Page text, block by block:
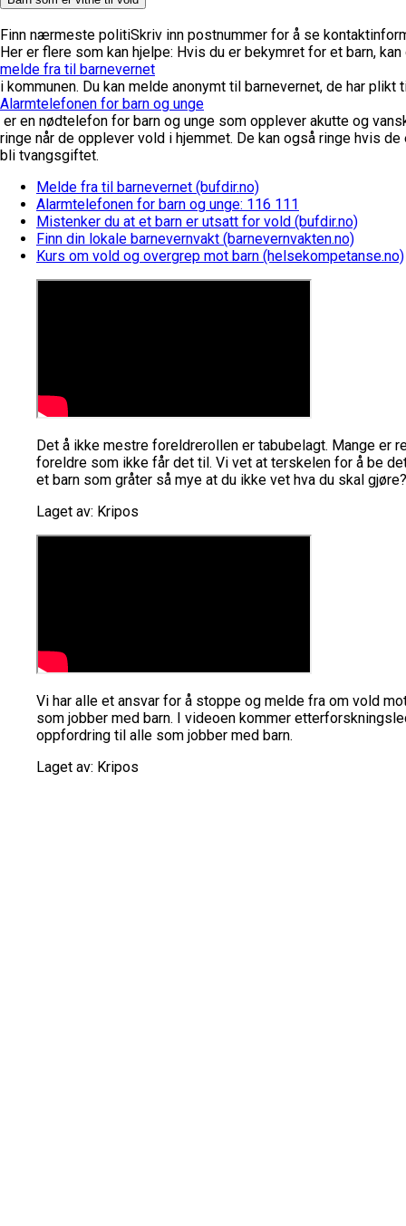
Finn nærmeste politiSkriv inn postnummer for å se
Her er flere som kan hjelpe: Hvis du er bekymret for et barn, kan
melde fra til barnevernet
i kommunen. Du kan melde anonymt til barnevernet, de har plikt
Alarmtelefonen for barn og unge
er en nødtelefon for barn og unge som opplever akutte og
ringe når de opplever vold i hjemmet. De kan også ringe hvis
bli tvangsgiftet.
Melde fra til barnevernet (bufdir.no)
Alarmtelefonen for barn og unge: 116 111
Mistenker du at et barn er utsatt for vold (bufdir.no)
Finn din lokale barnevernvakt (barnevernvakten.no)
Kurs om vold og overgrep mot barn (helsekompetanse.no)
Det å ikke mestre foreldrerollen er tabubelagt. Mange er
foreldre som ikke får det til. Vi vet at terskelen for å be
et barn som gråter så mye at du ikke vet hva du skal
Laget av: Kripos
Vi har alle et ansvar for å stoppe og melde fra om vold
som jobber med barn. I videoen kommer
oppfordring til alle som jobber med barn.
Laget av: Kripos